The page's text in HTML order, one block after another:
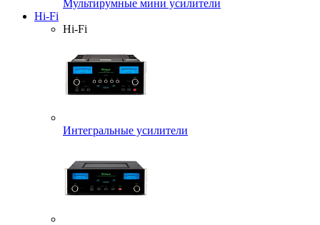
Мультирумные мини усилители
Hi-Fi
Hi-Fi
Интегральные усилители